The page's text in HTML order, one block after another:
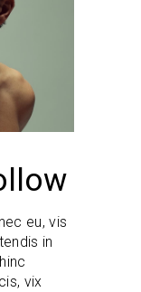
eu, vis
in
vix